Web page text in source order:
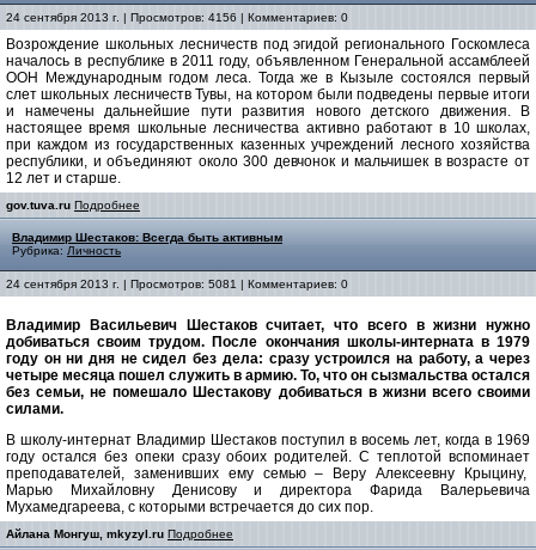
24 сентября 2013 г. | Просмотров: 4156 | Комментариев: 0
Возрождение школьных лесничеств под эгидой регионального Госкомлеса
началось в республике в 2011 году, объявленном Генеральной ассамблеей
ООН Международным годом леса. Тогда же в Кызыле состоялся первый
слет школьных лесничеств Тувы, на котором были подведены первые итоги
и намечены дальнейшие пути развития нового детского движения. В
настоящее время школьные лесничества активно работают в 10 школах,
при каждом из государственных казенных учреждений лесного хозяйства
республики, и объединяют около 300 девчонок и мальчишек в возрасте от
12 лет и старше.
gov.tuva.ru Подробнее
Владимир Шестаков: Всегда быть активным
Рубрика: Личность
24 сентября 2013 г. | Просмотров: 5081 | Комментариев: 0
Владимир Васильевич Шестаков считает, что всего в жизни нужно
добиваться своим трудом. После окончания школы-интерната в 1979
году он ни дня не сидел без дела: сразу устроился на работу, а через
четыре месяца пошел служить в армию. То, что он сызмальства остался
без семьи, не помешало Шестакову добиваться в жизни всего своими
силами.
В школу-интернат Владимир Шестаков поступил в восемь лет, когда в 1969
году остался без опеки сразу обоих родителей. С теплотой вспоминает
преподавателей, заменивших ему семью – Веру Алексеевну Крыцину,
Марью Михайловну Денисову и директора Фарида Валерьевича
Мухамедгареева, с которыми встречается до сих пор.
Айлана Монгуш, mkyzyl.ru Подробнее